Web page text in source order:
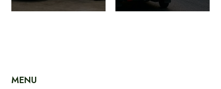
MENU